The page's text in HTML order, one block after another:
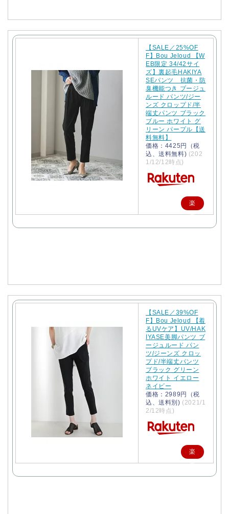
【SALE／25%OF
F】Bou Jeloud 【W
EB限定 34/42サイ
ズ】裏起毛HAKIYA
SEパンツ 抗菌・防
臭機能つき ブージュ
ルード パンツ/ジー
ンズ クロップド/半
端丈パンツ ブラック
ブルー ホワイト グ
リーン パープル【送
料無料】
価格：4425円（税
込、送料無料) (202
1/12/12時点)
楽
天
【SALE／39%OF
F】Bou Jeloud 【着
るUVケア】UV/HAK
IYASE美脚パンツ ブ
ージュルード パン
ツ/ジーンズ クロッ
プド/半端丈パンツ
ブラック グリーン
ホワイト イエロー
ネイビー
価格：2989円（税
込、送料別) (2021/1
2/12時点)
楽
天